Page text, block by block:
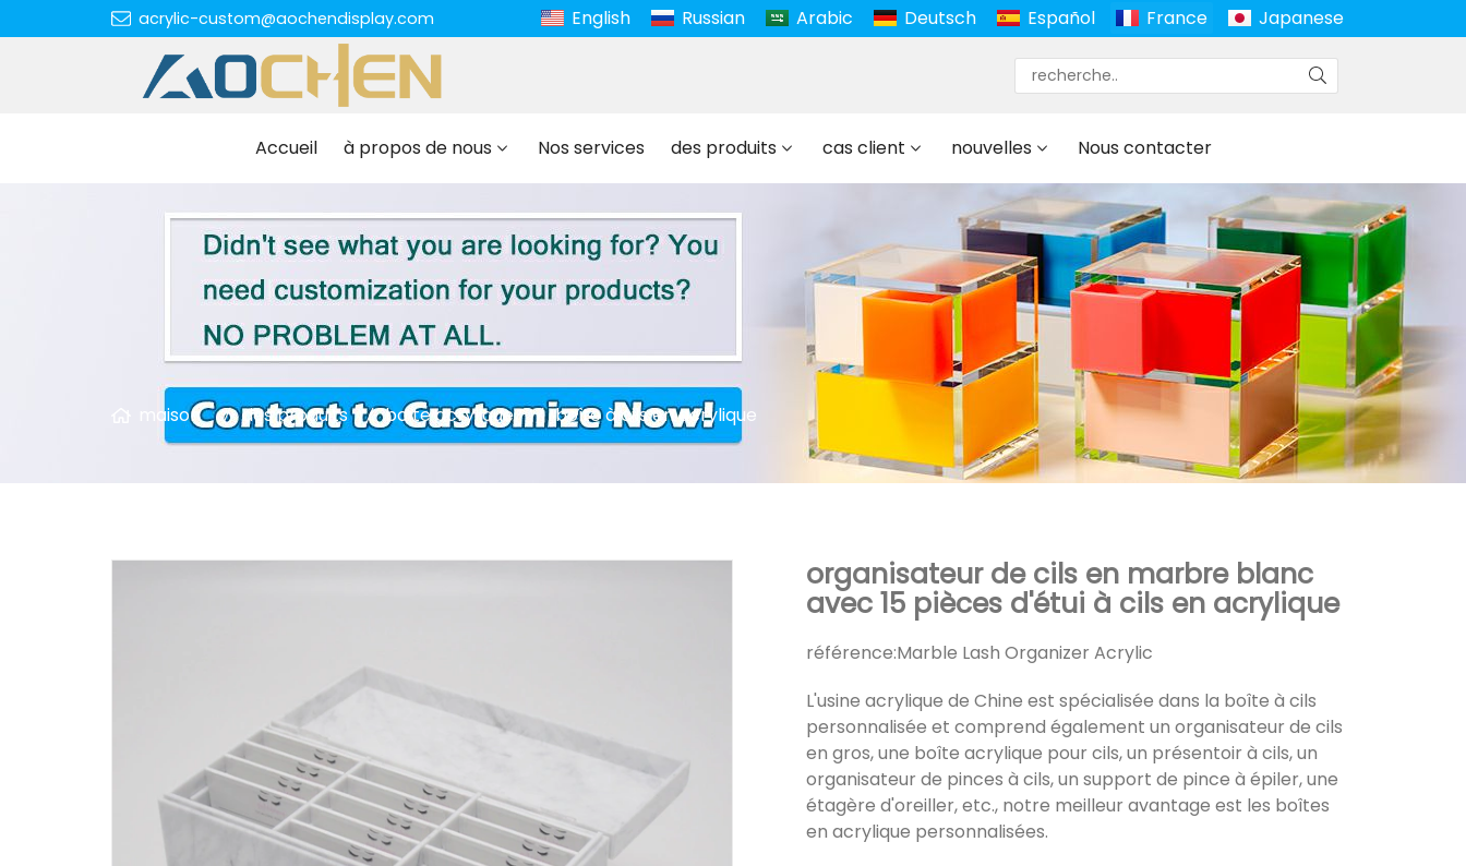
acrylic-custom@aochendisplay.com English Russian Arabic Deutsch Español France Japanese
Accueil à propos de nous Nos services des produits cas client nouvelles Nous contacter
maison des produits boîte acrylique boîte à cils en acrylique
organisateur de cils en marbre blanc
avec 15 pièces d'étui à cils en acrylique
référence:Marble Lash Organizer Acrylic
L'usine acrylique de Chine est spécialisée dans la boîte à cils
personnalisée et comprend également un organisateur de cils
en gros, une boîte acrylique pour cils, un présentoir à cils, un
organisateur de pinces à cils, un support de pince à épiler, une
étagère d'oreiller, etc., notre meilleur avantage est les boîtes
en acrylique personnalisées.